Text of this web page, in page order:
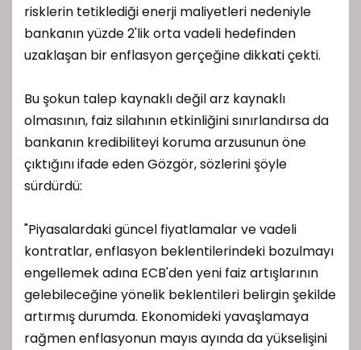
risklerin tetiklediği enerji maliyetleri nedeniyle
bankanın yüzde 2'lik orta vadeli hedefinden
uzaklaşan bir enflasyon gerçeğine dikkati çekti.
Bu şokun talep kaynaklı değil arz kaynaklı
olmasının, faiz silahının etkinliğini sınırlandırsa da
bankanın kredibiliteyi koruma arzusunun öne
çıktığını ifade eden Gözgör, sözlerini şöyle
sürdürdü:
"Piyasalardaki güncel fiyatlamalar ve vadeli
kontratlar, enflasyon beklentilerindeki bozulmayı
engellemek adına ECB'den yeni faiz artışlarının
gelebileceğine yönelik beklentileri belirgin şekilde
artırmış durumda. Ekonomideki yavaşlamaya
rağmen enflasyonun mayıs ayında da yükselişini